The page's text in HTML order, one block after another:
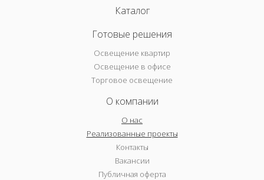
Каталог
Готовые решения
Освещение квартир
Освещение в офисе
Торговое освещение
О компании
О нас
Реализованные проекты
Контакты
Вакансии
Публичная оферта